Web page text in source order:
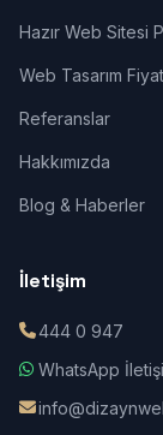
Hazır Web Sitesi
Web Tasarım
Referanslar
Hakkımızda
Blog & Haberler
İletişim
444 0 947
WhatsApp